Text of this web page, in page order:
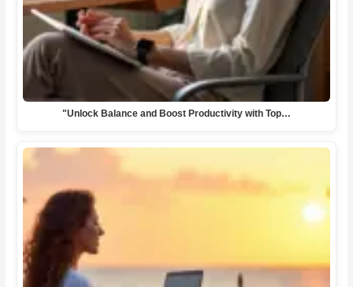
"Unlock Balance and Boost Productivity with Top…